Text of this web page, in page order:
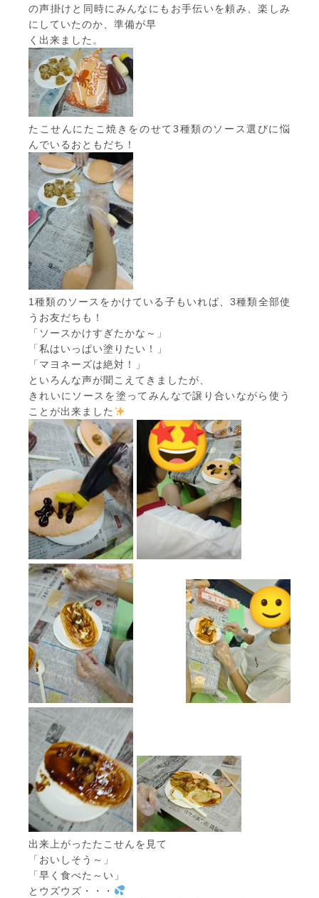
の声掛けと同時にみんなにもお手伝いを頼み、楽しみ
にしていたのか、準備が早
く出来ました。
たこせんにたこ焼きをのせて3種類のソース選びに悩
んでいるおともだち！
1種類のソースをかけている子もいれば、3種類全部使
うお友だちも！
「ソースかけすぎたかな～」
「私はいっぱい塗りたい！」
「マヨネーズは絶対！」
といろんな声が聞こえてきましたが、
きれいにソースを塗ってみんなで譲り合いながら使う
ことが出来ました
出来上がったたこせんを見て
「おいしそう～」
「早く食べた～い」
とウズウズ・・・